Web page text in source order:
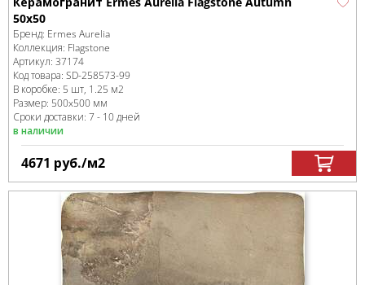
50x50
Бренд: Ermes Aurelia
Коллекция: Flagstone
Артикул: 37174
Код товара: SD-258573-99
В коробке: 5 шт, 1.25 м2
Размер: 500x500 мм
Сроки доставки: 7 - 10 дней
в наличии
4671 руб./м2